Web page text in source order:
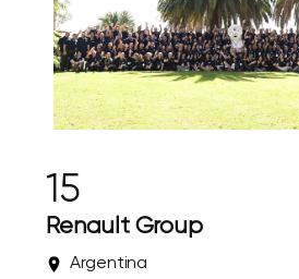
15
Renault Group
Argentina